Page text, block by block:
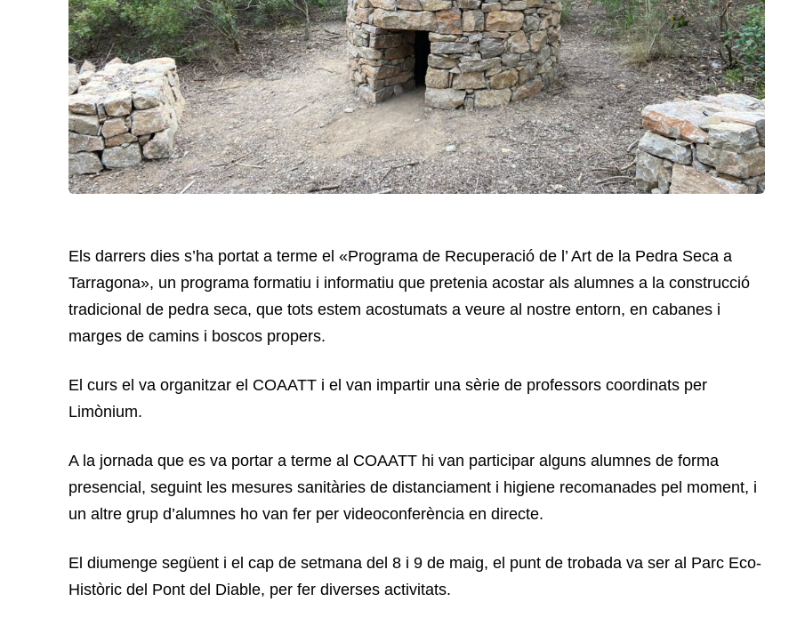
Els darrers dies s’ha portat a terme el «Programa de Recuperació de l’ Art de la Pedra Seca a
Tarragona», un programa formatiu i informatiu que pretenia acostar als alumnes a la construcció
tradicional de pedra seca, que tots estem acostumats a veure al nostre entorn, en cabanes i
marges de camins i boscos propers.
El curs el va organitzar el COAATT i el van impartir una sèrie de professors coordinats per
Limònium.
A la jornada que es va portar a terme al COAATT hi van participar alguns alumnes de forma
presencial, seguint les mesures sanitàries de distanciament i higiene recomanades pel moment, i
un altre grup d’alumnes ho van fer per videoconferència en directe.
El diumenge següent i el cap de setmana del 8 i 9 de maig, el punt de trobada va ser al Parc Eco-
Històric del Pont del Diable, per fer diverses activitats.